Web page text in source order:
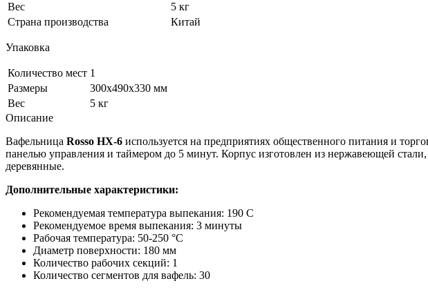
Вес
5 кг
Страна производства
Китай
Упаковка
Количество мест 1
Размеры
300x490x330 мм
Вес
5 кг
Описание
Вафельница Rosso HX-6 используется на предприятиях общественного питания и
панелью управления и таймером до 5 минут. Корпус изготовлен из нержавеющей
деревянные.
Дополнительные характеристики:
Рекомендуемая температура выпекания: 190 С
Рекомендуемое время выпекания: 3 минуты
Рабочая температура: 50-250 °C
Диаметр поверхности: 180 мм
Количество рабочих секций: 1
Количество сегментов для вафель: 30